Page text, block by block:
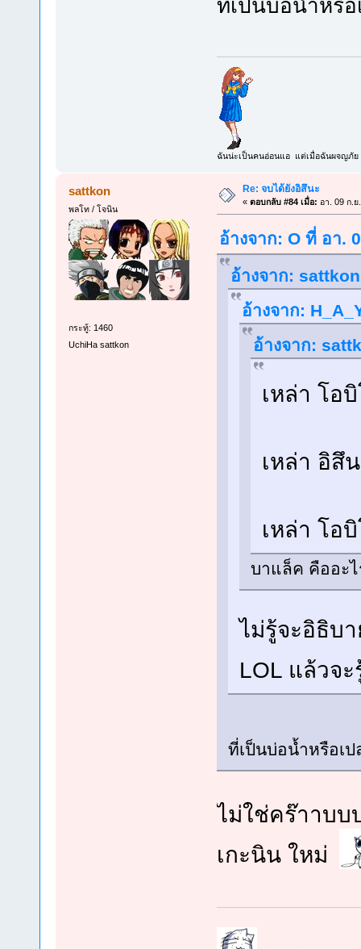
ที่เป็นบ่อน้ำหรื
ฉันน่ะเป็นคนอ่อนแอ แต่เมื่อฉันผจญภัย
sattkon
พลโท / โจนิน
กระทู้: 1460
UchiHa sattkon
Re: จบได้ยังอิสึนะ
« ตอบกลับ #84 เมื่อ: อา. 09 ก.ย
อ้างจาก: O ที่ อา.
อ้างจาก:
อ้างจาก:
อ้างจาก:
เหล่า โอ
เหล่า อิ
เหล่า โอ
บาแล็ค คืออะไ
ไม่รู้จะอิธิบา
LOL แล้วจ
ที่เป็นบ่อน้ำหรือเ
ไม่ใช่คร๊าาบ
เกะนิน ใหม่